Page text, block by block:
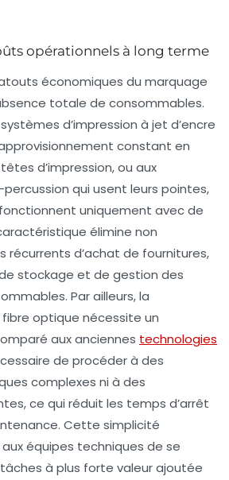
opérationnels à long terme
atouts économiques du marquage
totale de consommables.
d’impression à jet d’encre
constant en
d’impression, ou aux
qui usent leurs pointes,
uniquement avec de
élimine non
récurrents d’achat de fournitures,
stockage et de gestion des
Par ailleurs, la
optique nécessite un
aux anciennes technologies
de procéder à des
complexes ni à des
ce qui réduit les temps d’arrêt
Cette simplicité
équipes techniques de se
à plus forte valeur ajoutée